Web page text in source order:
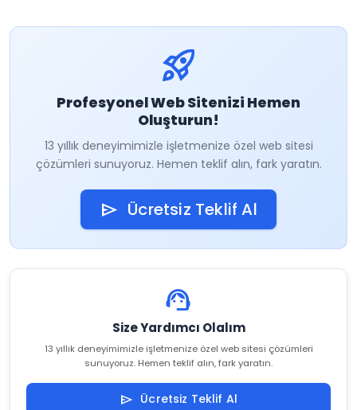
rocket_launch
Profesyonel Web Sitenizi Hemen
Oluşturun!
13 yıllık deneyimimizle işletmenize özel web sitesi
çözümleri sunuyoruz. Hemen teklif alın, fark yaratın.
send Ücretsiz Teklif Al
support_agent
Size Yardımcı Olalım
13 yıllık deneyimimizle işletmenize özel web sitesi çözümleri
sunuyoruz. Hemen teklif alın, fark yaratın.
send Ücretsiz Teklif Al